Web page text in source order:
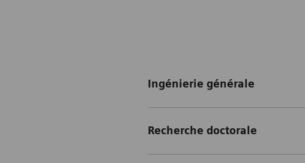
Ingénierie générale
Recherche doctorale